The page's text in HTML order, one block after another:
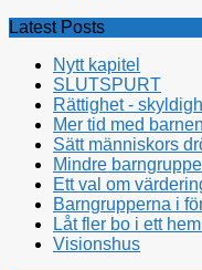
Latest Posts
Nytt kapitel
SLUTSPURT
Rättighet -
Mer tid med
Sätt människors
Mindre
Ett val om
Barngrupperna i
Låt fler bo i ett
Visionshus